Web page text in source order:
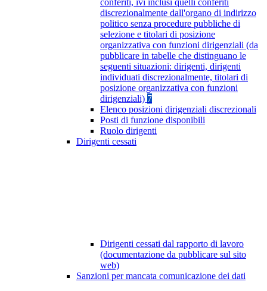
conferiti, ivi inclusi quelli conferiti
discrezionalmente dall'organo di indirizzo
politico senza procedure pubbliche di
selezione e titolari di posizione
organizzativa con funzioni dirigenziali (da
pubblicare in tabelle che distinguano le
seguenti situazioni: dirigenti, dirigenti
individuati discrezionalmente, titolari di
posizione organizzativa con funzioni
dirigenziali) 7
Elenco posizioni dirigenziali discrezionali
Posti di funzione disponibili
Ruolo dirigenti
Dirigenti cessati
Dirigenti cessati dal rapporto di lavoro
(documentazione da pubblicare sul sito
web)
Sanzioni per mancata comunicazione dei dati